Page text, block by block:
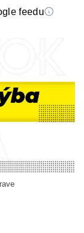
feedu